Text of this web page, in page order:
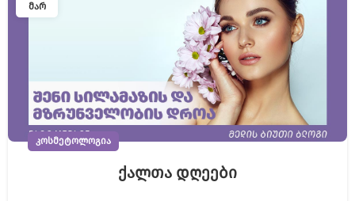
ᲛᲐᲠ
ᲙᲝᲡᲛᲔᲢᲝᲚᲝᲒᲘᲐ
ქალთა დღეები